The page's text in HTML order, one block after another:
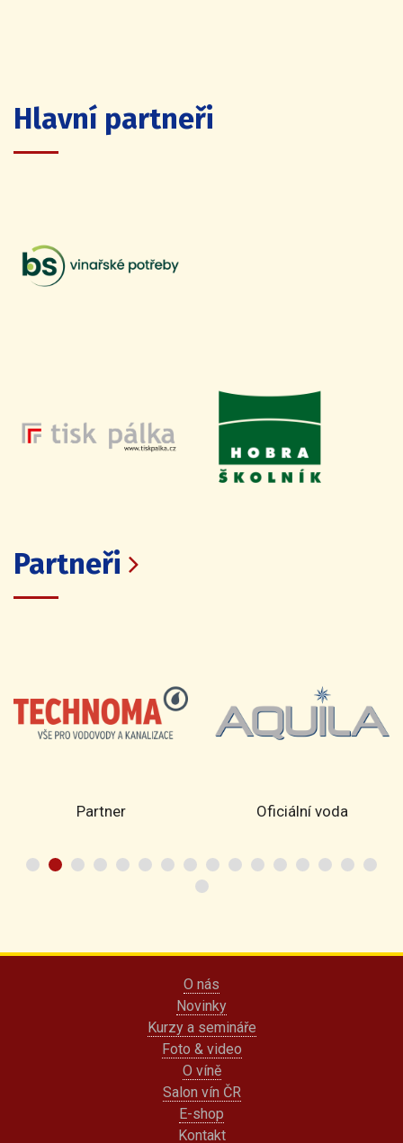
Hlavní partneři
Partneři
Partner Oficiální voda
O nás
Novinky
Kurzy a semináře
Foto & video
O víně
Salon vín ČR
E-shop
Kontakt